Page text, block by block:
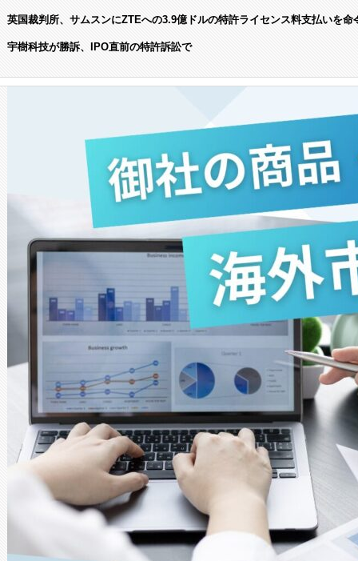
英国裁判所、サムスンにZTEへの3.9億ドルの特許ライセンス料支払いを命
宇樹科技が勝訴、IPO直前の特許訴訟で